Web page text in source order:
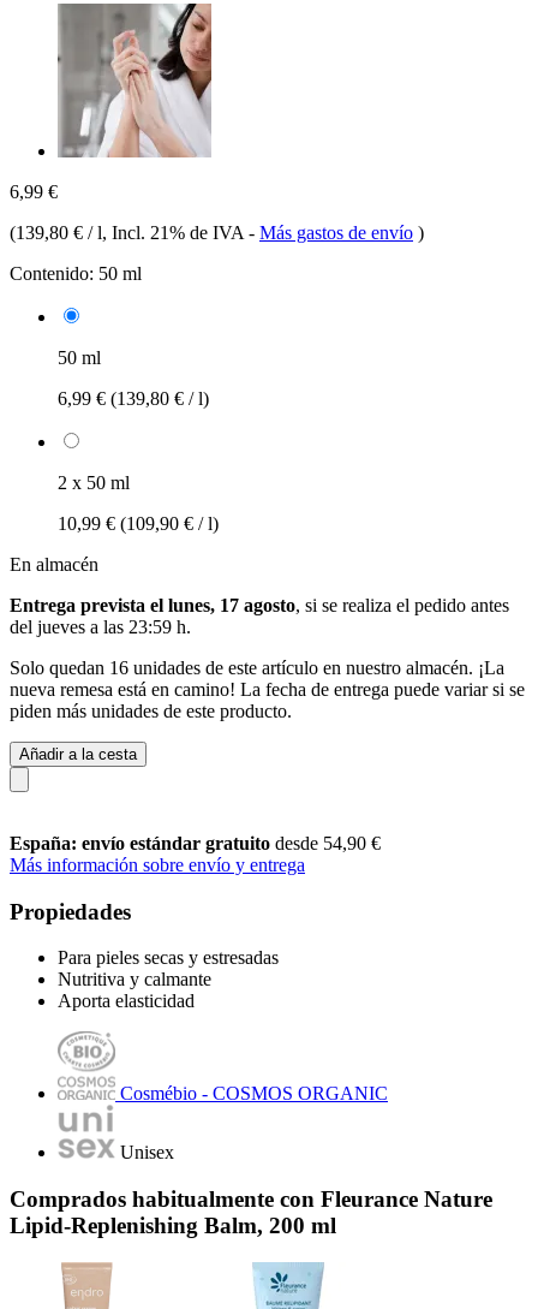
6,99 €
(139,80 € / l, Incl. 21% de IVA - Más gastos de envío )
Contenido: 50 ml
50 ml
6,99 € (139,80 € / l)
2 x 50 ml
10,99 € (109,90 € / l)
En almacén
Entrega prevista el lunes, 17 agosto, si se realiza el pedido antes
del jueves a las 23:59 h.
Solo quedan 16 unidades de este artículo en nuestro almacén. ¡La
nueva remesa está en camino! La fecha de entrega puede variar si se
piden más unidades de este producto.
Añadir a la cesta
España: envío estándar gratuito desde 54,90 €
Más información sobre envío y entrega
Propiedades
Para pieles secas y estresadas
Nutritiva y calmante
Aporta elasticidad
Cosmébio - COSMOS ORGANIC
Unisex
Comprados habitualmente con Fleurance Nature
Lipid-Replenishing Balm, 200 ml